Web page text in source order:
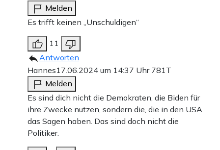
Melden
Es trifft keinen „Unschuldigen“
11
Antworten
Hannes17.06.2024 um 14:37 Uhr 781T
Melden
Es sind dich nicht die Demokraten, die Biden für
ihre Zwecke nutzen, sondern die, die in den USA
das Sagen haben. Das sind doch nicht die
Politiker.